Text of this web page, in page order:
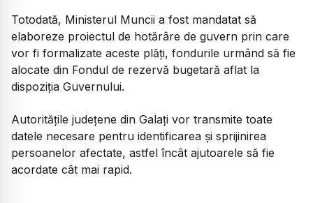
Totodată, Ministerul Muncii a fost mandatat să
elaboreze proiectul de hotărâre de guvern prin care
vor fi formalizate aceste plăți, fondurile urmând să fie
alocate din Fondul de rezervă bugetară aflat la
dispoziția Guvernului.
Autoritățile județene din Galați vor transmite toate
datele necesare pentru identificarea și sprijinirea
persoanelor afectate, astfel încât ajutoarele să fie
acordate cât mai rapid.